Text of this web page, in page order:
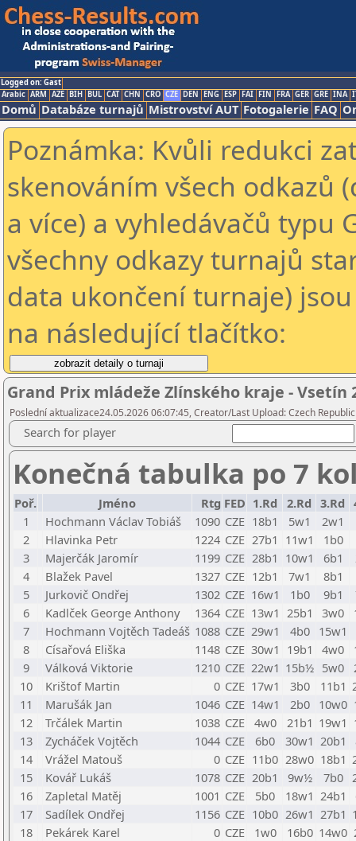
Logged on: Gast
Arabic ARM AZE BIH BUL CAT CHN CRO CZE DEN ENG ESP FAI FIN FRA GER GRE INA
Domů Databáze turnajů Mistrovství AUT Fotogalerie FAQ
Poznámka: Kvůli redukci
skenováním všech odkazů
a více) a vyhledávačů typu
všechny odkazy turnajů
data ukončení turnaje)
na následující tlačítko:
Grand Prix mládeže Zlínského kraje - Vsetín
Poslední aktualizace24.05.2026 06:07:45, Creator/Last Upload: Czech
Search for player
Konečná tabulka po 7
Poř. Jméno Rtg FED 1.Rd 2.Rd 3.Rd
1
Hochmann Václav Tobiáš 1090 CZE 18b1 5w1
2w1
2
Hlavinka Petr 1224 CZE 27b1 11w1
1b0
3
Majerčák Jaromír 1199 CZE 28b1 10w1 6b1
4
Blažek Pavel 1327 CZE 12b1 7w1 8b1
5
Jurkovič Ondřej 1302 CZE 16w1 1b0 9b1
6
Kadlček George Anthony 1364 CZE 13w1 25b1 3w0
7
Hochmann Vojtěch Tadeáš 1088 CZE 29w1 4b0
15w1
8
Císařová Eliška 1148 CZE 30w1 19b1 4w0
9
Válková Viktorie 1210 CZE 22w1 15b½ 5w0
10
Krištof Martin 0 CZE 17w1 3b0 11b1
11
Marušák Jan 1046 CZE 14w1 2b0 10w0
12
Trčálek Martin 1038 CZE 4w0 21b1 19w1
13
Zycháček Vojtěch 1044 CZE 6b0 30w1 20b1
14
Vrážel Matouš 0 CZE 11b0 28w0 18b1
15
Kovář Lukáš 1078 CZE 20b1 9w½ 7b0
16
Zapletal Matěj 1001 CZE 5b0 18w1 24b1
17
Sadílek Ondřej 1156 CZE 10b0 26w1 27b1
18
Pekárek Karel 0 CZE 1w0 16b0 14w0